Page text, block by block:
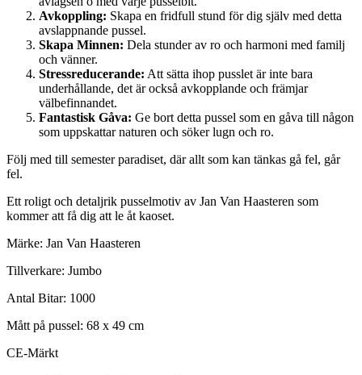
Avkoppling: Skapa en fridfull stund för dig själv med detta
avslappnande pussel.
Skapa Minnen: Dela stunder av ro och harmoni med familj
och vänner.
Stressreducerande: Att sätta ihop pusslet är inte bara
underhållande, det är också avkopplande och främjar
välbefinnandet.
Fantastisk Gåva: Ge bort detta pussel som en gåva till någon
som uppskattar naturen och söker lugn och ro.
Följ med till semester paradiset, där allt som kan tänkas gå fel, går
fel.
Ett roligt och detaljrik pusselmotiv av Jan Van Haasteren som
kommer att få dig att le åt kaoset.
Märke: Jan Van Haasteren
Tillverkare: Jumbo
Antal Bitar: 1000
Mått på pussel: 68 x 49 cm
CE-Märkt